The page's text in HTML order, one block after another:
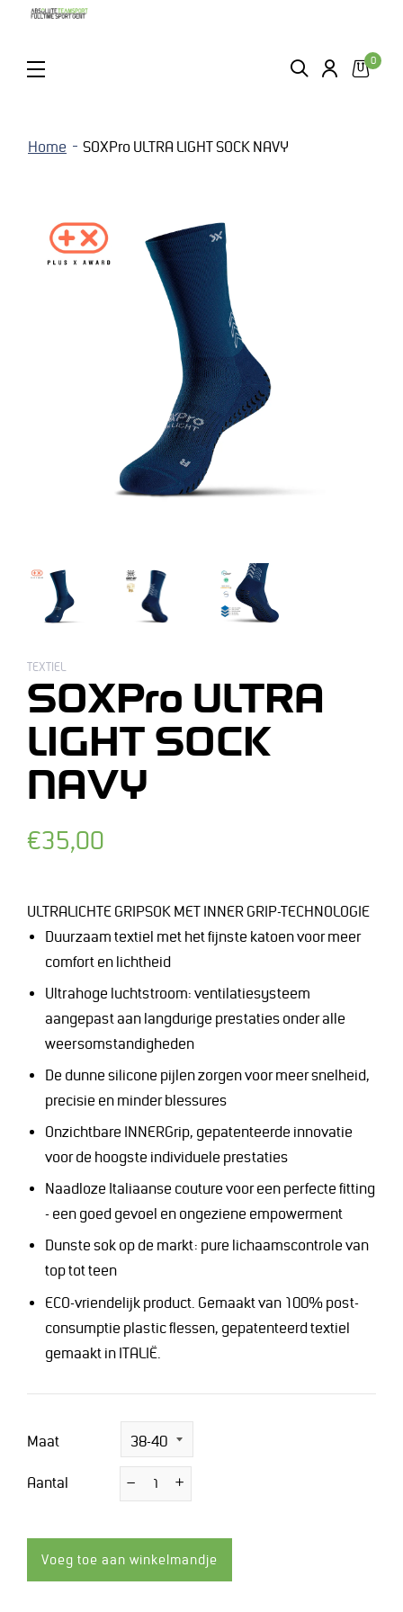
ZOEKEN LOGIN
0
Home SOXPro ULTRA LIGHT SOCK NAVY
TEXTIEL
SOXPro ULTRA
LIGHT SOCK
NAVY
Normale
€35,00
ULTRALICHTE GRIPSOK MET INNER GRIP-TECHNOLOGIE
Duurzaam textiel met het fijnste katoen voor meer
comfort en lichtheid
Ultrahoge luchtstroom: ventilatiesysteem
aangepast aan langdurige prestaties onder alle
weersomstandigheden
De dunne silicone pijlen zorgen voor meer snelheid,
precisie en minder blessures
Onzichtbare INNERGrip, gepatenteerde innovatie
voor de hoogste individuele prestaties
Naadloze Italiaanse couture voor een perfecte fitting
- een goed gevoel en ongeziene empowerment
Dunste sok op de markt: pure lichaamscontrole van
top tot teen
ECO-vriendelijk product. Gemaakt van 100% post-
consumptie plastic flessen, gepatenteerd textiel
gemaakt in ITALIË.
Maat
Aantal
met
met
Voeg toe aan winkelmandje